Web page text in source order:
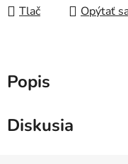
Tlač Opýtať
Popis
Diskusia